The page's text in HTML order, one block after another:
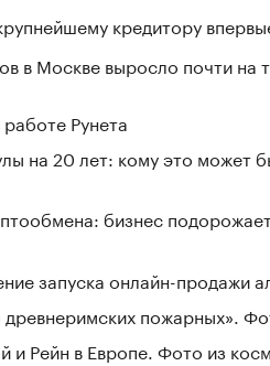
кредитору
в Москве выросло почти на
Рунета
на 20 лет: кому это может
бизнес
запуска онлайн-продажи
пожарных».
и Рейн в Европе. Фото из